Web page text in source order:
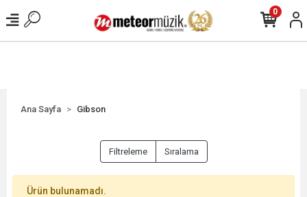
0
Ana Sayfa Gibson
Filtreleme Sıralama
Ürün bulunamadı.